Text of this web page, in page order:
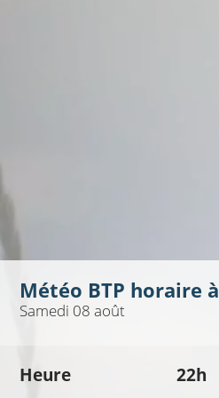
Météo BTP horaire à
Samedi 08 août
Heure 22h